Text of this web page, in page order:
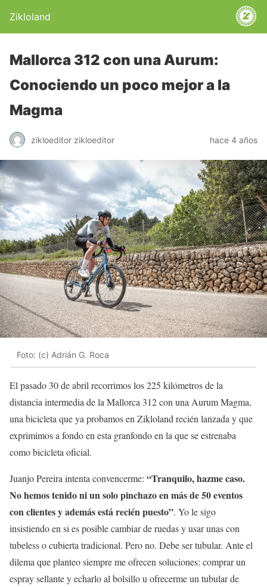
Zikloland
Mallorca 312 con una Aurum:
Conociendo un poco mejor a la
Magma
zikloeditor zikloeditor hace 4 años
Foto: (c) Adrián G. Roca
El pasado 30 de abril recorrimos los 225 kilómetros de la
distancia intermedia de la Mallorca 312 con una Aurum Magma,
una bicicleta que ya probamos en Zikloland recién lanzada y que
exprimimos a fondo en esta granfondo en la que se estrenaba
como bicicleta oficial.
Juanjo Pereira intenta convencerme: “Tranquilo, hazme caso.
No hemos tenido ni un solo pinchazo en más de 50 eventos
con clientes y además está recién puesto”. Yo le sigo
insistiendo en si es posible cambiar de ruedas y usar unas con
tubeless o cubierta tradicional. Pero no. Debe ser tubular. Ante el
dilema que planteo siempre me ofrecen soluciones: comprar un
espray sellante y echarlo al bolsillo u ofrecerme un tubular de